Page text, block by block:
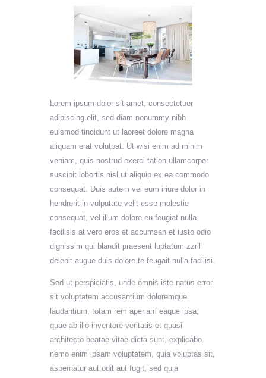
Lorem ipsum dolor sit amet, consectetuer
adipiscing elit, sed diam nonummy nibh
euismod tincidunt ut laoreet dolore magna
aliquam erat volutpat. Ut wisi enim ad minim
veniam, quis nostrud exerci tation ullamcorper
suscipit lobortis nisl ut aliquip ex ea commodo
consequat. Duis autem vel eum iriure dolor in
hendrerit in vulputate velit esse molestie
consequat, vel illum dolore eu feugiat nulla
facilisis at vero eros et accumsan et iusto odio
dignissim qui blandit praesent luptatum zzril
delenit augue duis dolore te feugait nulla facilisi.
Sed ut perspiciatis, unde omnis iste natus error
sit voluptatem accusantium doloremque
laudantium, totam rem aperiam eaque ipsa,
quae ab illo inventore veritatis et quasi
architecto beatae vitae dicta sunt, explicabo.
nemo enim ipsam voluptatem, quia voluptas sit,
aspernatur aut odit aut fugit, sed quia